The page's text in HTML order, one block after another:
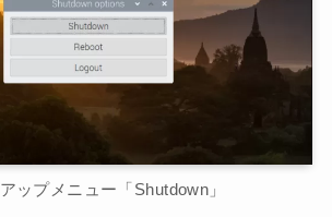
ップメニュー「Shutdown」